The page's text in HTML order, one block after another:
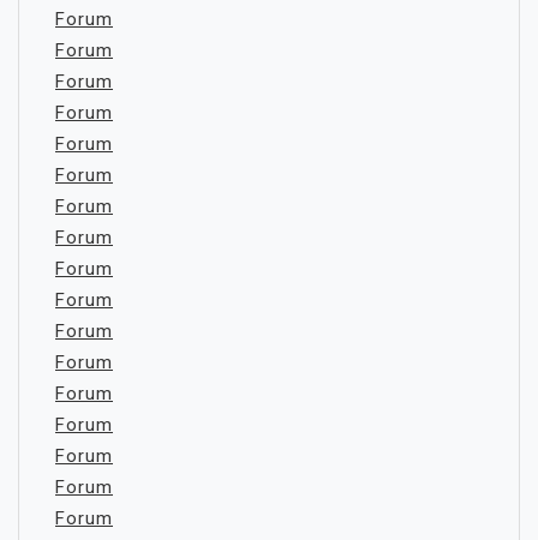
Forum
Forum
Forum
Forum
Forum
Forum
Forum
Forum
Forum
Forum
Forum
Forum
Forum
Forum
Forum
Forum
Forum